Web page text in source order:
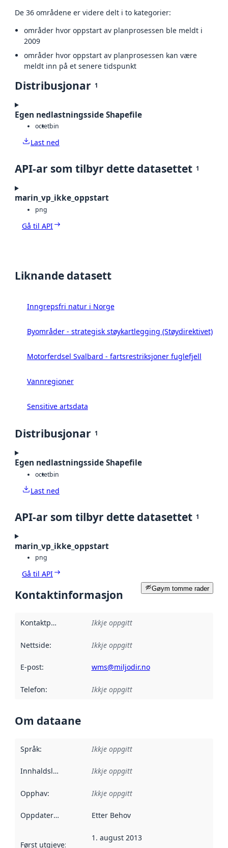
De 36 områdene er videre delt i to kategorier:
områder hvor oppstart av planprosessen ble meldt i
2009
områder hvor oppstart av planprosessen kan være
meldt inn på et senere tidspunkt
Distribusjonar 1
Egen nedlastningsside Shapefile
octetbin
Last ned
API-ar som tilbyr dette datasettet 1
marin_vp_ikke_oppstart
png
Gå til API
Liknande datasett
Inngrepsfri natur i Norge
Byområder - strategisk støykartlegging (Støydirektivet)
Motorferdsel Svalbard - fartsrestriksjoner fuglefjell
Vannregioner
Sensitive artsdata
Distribusjonar 1
Egen nedlastningsside Shapefile
octetbin
Last ned
API-ar som tilbyr dette datasettet 1
marin_vp_ikke_oppstart
png
Gå til API
Gøym tomme rader
Kontaktinformasjon
Kontaktpunkt Ikkje oppgitt
Nettside: Ikkje oppgitt
E-post: wms@miljodir.no
Telefon: Ikkje oppgitt
Om dataane
Språk: Ikkje oppgitt
Innhaldsleverandørar :
Ikkje oppgitt
Opphav: Ikkje oppgitt
Oppdateringsfrekvens :
Etter Behov
Først utgjeve: Denne datoen seier når dataa i dette
1. august 2013